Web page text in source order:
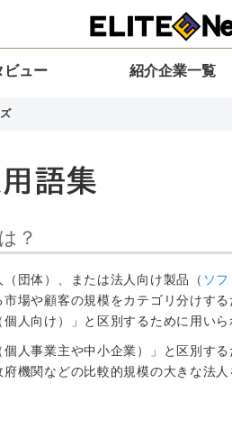
ビュー 紹介企業一覧
？
団体）、または法人向け製品（ ソ
場や顧客の規模をカテゴリ分けす
人向け）」と区別するために用いら
人事業主や中小企業）」と区別す
機関などの比較的規模の大きな法